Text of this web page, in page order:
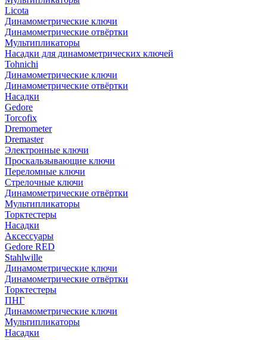
Licota
Динамометрические ключи
Динамометрические отвёртки
Мультипликаторы
Насадки для динамометрических ключей
Tohnichi
Динамометрические ключи
Динамометрические отвёртки
Насадки
Gedore
Torcofix
Dremometer
Dremaster
Электронные ключи
Проскальзывающие ключи
Переломные ключи
Стрелочные ключи
Динамометрические отвёртки
Мультипликаторы
Торктестеры
Насадки
Аксессуары
Gedore RED
Stahlwille
Динамометрические ключи
Динамометрические отвёртки
Торктестеры
ПНГ
Динамометрические ключи
Мультипликаторы
Насадки